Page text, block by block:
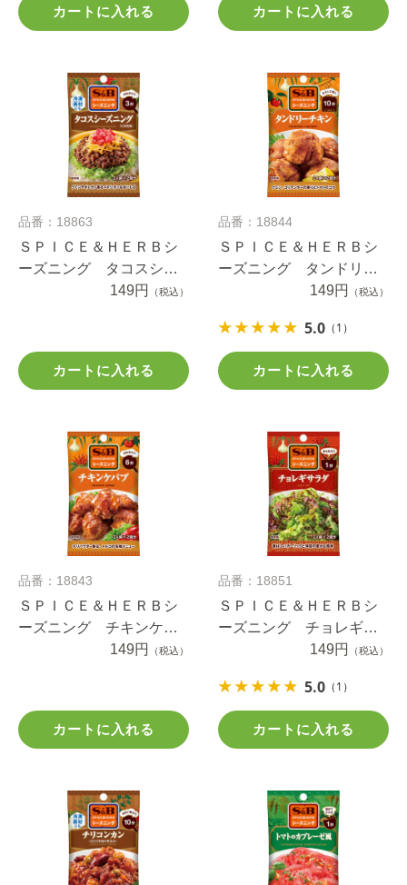
カートに入れる カートに入れる
品番：18863
ＳＰＩＣＥ＆ＨＥＲＢシ
ーズニング タコスシー
ズニング １６ｇ
149円 （税込）
カートに入れる
品番：18844
ＳＰＩＣＥ＆ＨＥＲＢシ
ーズニング タンドリー
チキン １２ｇ149円 （税込）
5.0 （1）
カートに入れる
品番：18843
ＳＰＩＣＥ＆ＨＥＲＢシ
ーズニング チキンケバ
149円 （税込）
カートに入れる
品番：18851
ＳＰＩＣＥ＆ＨＥＲＢシ
ーズニング チョレギサ
149円 （税込）
5.0 （1）
カートに入れる